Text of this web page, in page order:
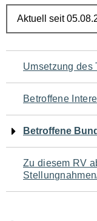
Navigation
für
den
Umsetzung des
Betroffene
Betroffene
Zu diesem RV